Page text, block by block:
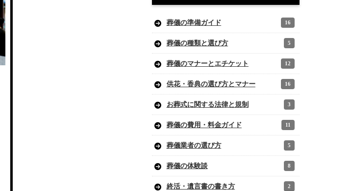
葬儀の準備ガイド 16
葬儀の種類と選び方 5
葬儀のマナーとエチケット 12
供花・香典の選び方とマナー 16
お葬式に関する法律と規制 3
葬儀の費用・料金ガイド 11
葬儀業者の選び方 5
葬儀の体験談 8
終活・遺言書の書き方 2